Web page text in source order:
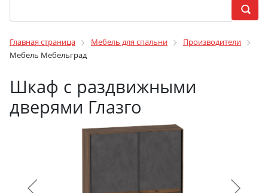
Главная страница Мебель для спальни
Производители
Мебель Мебельград
Шкаф с раздвижными
дверями Глазго